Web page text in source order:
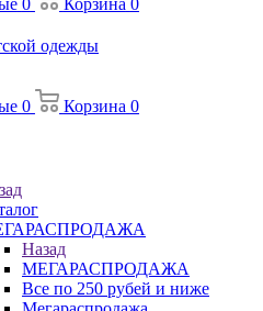
0 Корзина 0
0 Корзина 0
Назад
МЕГАРАСПРОДАЖА
Все по 250 рубей и ниже